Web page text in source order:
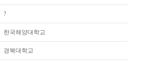
?
한국해양대학교
경북대학교